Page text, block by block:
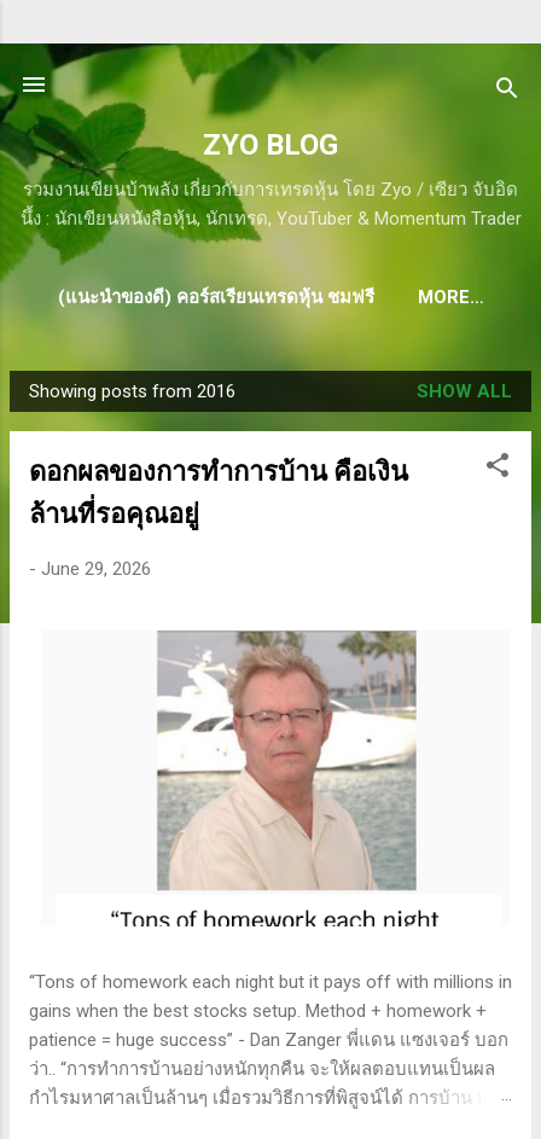
ZYO BLOG
รวมงานเขียนบ้าพลัง เกี่ยวกับการเทรดหุ้น โดย Zyo / เซียว จับอิด
นึ้ง : นักเขียนหนังสือหุ้น, นักเทรด, YouTuber & Momentum Trader
(แนะนำของดี) คอร์สเรียนเทรดหุ้น ชมฟรี MORE…
P
o
Showing posts from 2016 SHOW ALL
ดอกผลของการทำการบ้าน คือเงิน
ล้านที่รอคุณอยู่
- June 29, 2026
“Tons of homework each night but it pays off with millions in
gains when the best stocks setup. Method + homework +
patience = huge success” - Dan Zanger พี่แดน แซงเจอร์ บอก
ว่า.. “การทำการบ้านอย่างหนักทุกคืน จะให้ผลตอบแทนเป็นผล
กำไรมหาศาลเป็นล้านๆ เมื่อรวมวิธีการที่พิสูจน์ได้ การบ้าน และ